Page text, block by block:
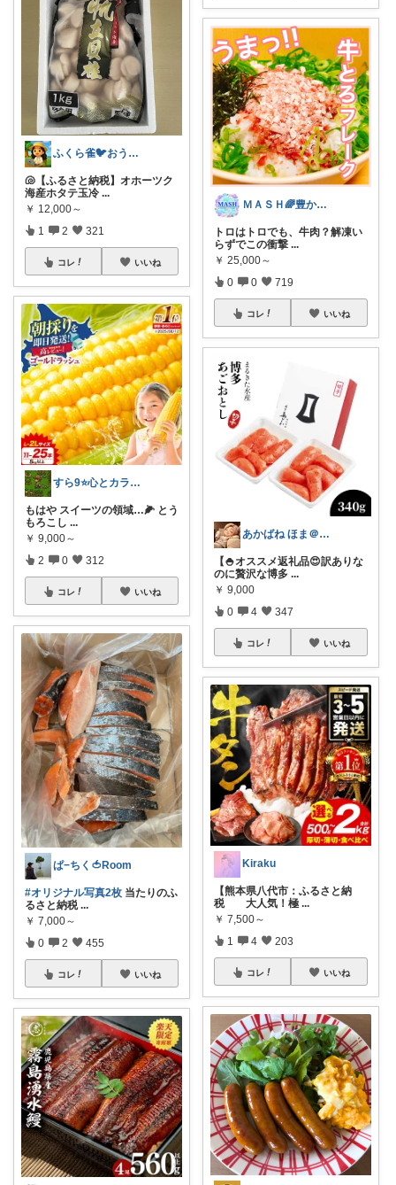
ふくら雀🐦おうちしごとラボ
🐚【ふるさと納税】オホーツク
海産ホタテ玉冷 ...
￥ 12,000～
1 2 321
コレ いいね
すら9⭐️心とカラダを満たす美味しいもの
もはや スイーツの領域…🌽 とう
もろこし ...
￥ 9,000～
2 0 312
コレ いいね
ぱ−ちく🍅Room
#オリジナル写真2枚 当たりのふ
るさと納税 ...
￥ 7,000～
0 2 455
コレ いいね
ＭＡＳＨ🌈豊かな生活へカスタマイズ🌈
トロはトロでも、牛肉？解凍い
らずでこの衝撃 ...
￥ 25,000～
0 0 719
コレ いいね
あかばね ほま＠経由購入感謝です❤️
【🍚オススメ返礼品😍訳ありな
のに贅沢な博多 ...
￥ 9,000
0 4 347
コレ いいね
Kiraku
【熊本県八代市：ふるさと納
税 大人気！極 ...
￥ 7,500～
1 4 203
コレ いいね